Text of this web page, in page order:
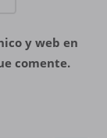
y web en
comente.